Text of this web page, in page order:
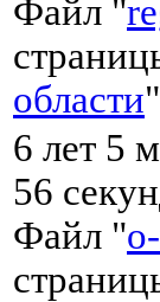
Файл "
области"
6 лет 5
56
Файл "